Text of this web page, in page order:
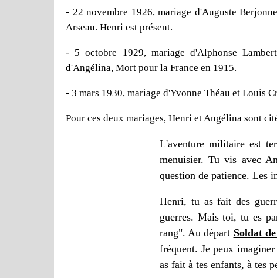
- 22 novembre 1926, mariage d'Auguste
Arseau. Henri est présent.
- 5 octobre 1929, mariage d'Alphonse
d'Angélina, Mort pour la France en 1915.
- 3 mars 1930, mariage d'Yvonne Théau et Louis
Pour ces deux mariages, Henri et Angélina sont
L'aventure militaire est
menuisier. Tu vis avec
question de patience. Les
Henri, tu as fait des
guerres. Mais toi, tu es
rang". Au départ Soldat
fréquent. Je peux
as fait à tes enfants, à tes